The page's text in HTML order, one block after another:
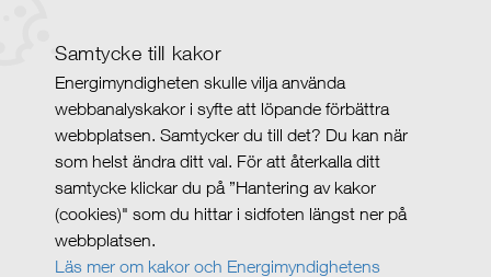
Samtycke till kakor
Energimyndigheten skulle vilja använda
webbanalyskakor i syfte att löpande förbättra
webbplatsen. Samtycker du till det? Du kan när
som helst ändra ditt val. För att återkalla ditt
samtycke klickar du på ”Hantering av kakor
(cookies)" som du hittar i sidfoten längst ner på
webbplatsen.
Läs mer om kakor och Energimyndighetens